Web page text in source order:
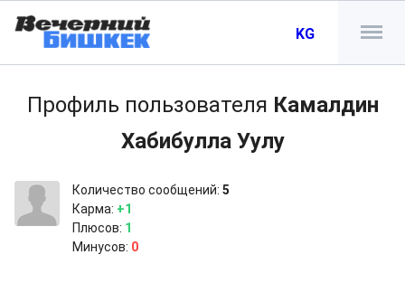
KG
Профиль пользователя Камалдин
Хабибулла Уулу
Количество сообщений: 5
Карма: +1
Плюсов: 1
Минусов: 0